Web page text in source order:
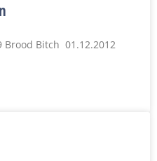
Brood Bitch 01.12.2012